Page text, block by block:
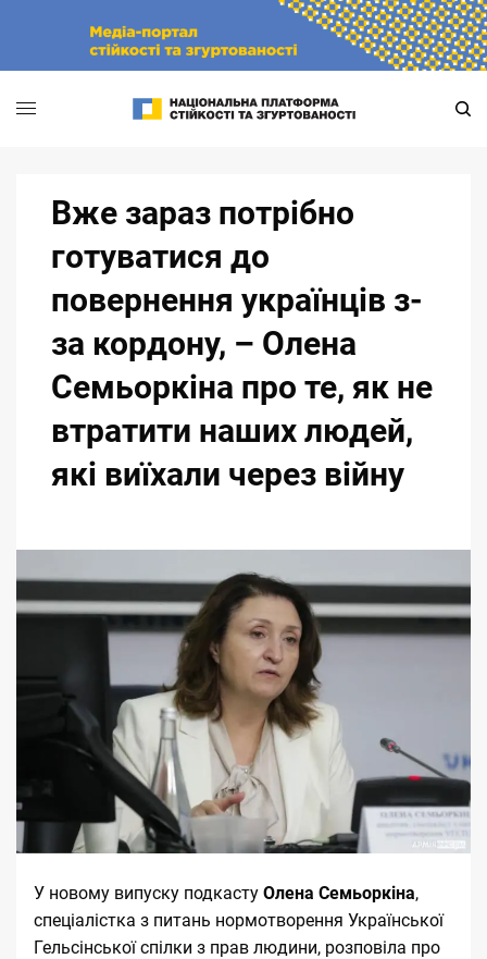
Вже зараз потрібно
готуватися до
повернення українців з-
за кордону, – Олена
Семьоркіна про те, як не
втратити наших людей,
які виїхали через війну
У новому випуску подкасту Олена Семьоркіна,
спеціалістка з питань нормотворення Української
Гельсінської спілки з прав людини, розповіла про